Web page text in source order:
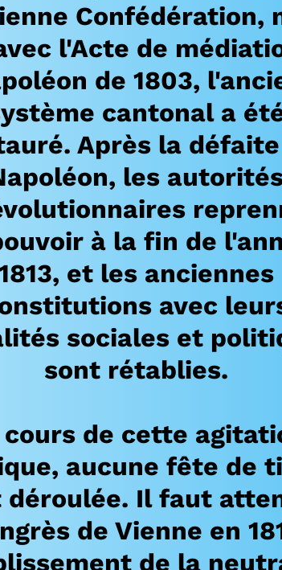
Confédération,
l'Acte de
de 1803,
cantonal a
Après la
les
à la fin de
et les anciennes
avec
sociales et
sont rétablies.
cours de cette
aucune fête de
déroulée. Il faut
de Vienne en
de la